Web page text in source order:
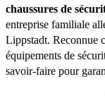
chaussures de
entreprise familiale
Lippstadt. Reconnue
équipements de
savoir-faire pour